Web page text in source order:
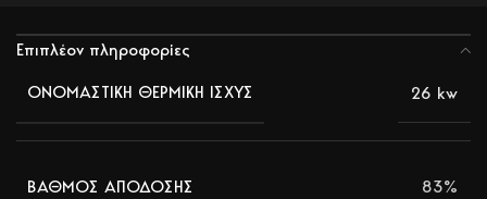
Επιπλέον πληροφορίες
ΟΝΟΜΑΣΤΙΚΗ ΘΕΡΜΙΚΗ ΙΣΧΥΣ 26 kw
ΒΑΘΜΟΣ ΑΠΟΔΟΣΗΣ 83%